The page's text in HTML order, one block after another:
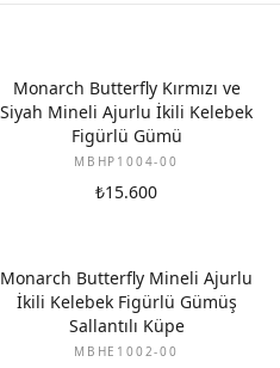
Monarch Butterfly Kırmızı ve
Siyah Mineli Ajurlu İkili Kelebek
Figürlü Gümü
MBHP1004-00
₺15.600
Monarch Butterfly Mineli Ajurlu
İkili Kelebek Figürlü Gümüş
Sallantılı Küpe
MBHE1002-00